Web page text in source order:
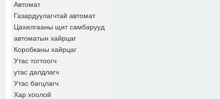
Автомат
Газардуулагчтай автомат
Цахилгааны щит самбарууд
автоматын хайрцаг
Коробканы хайрцаг
Утас тогтоогч
утас далдлагч
Утас багцлагч
Хар хоолой